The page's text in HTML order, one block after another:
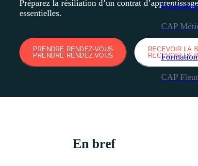
Formation
CAP
Formation
CAP
Préparez la résiliation d’un contrat
essentielles.
PRENDRE RENDEZ-VOUS
PRENDRE RENDEZ-VOUS
RECEVOIR LA
RECEVOIR LA
En bref